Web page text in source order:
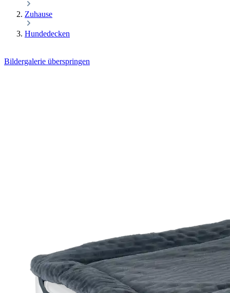
Zuhause
Hundedecken
Bildergalerie überspringen